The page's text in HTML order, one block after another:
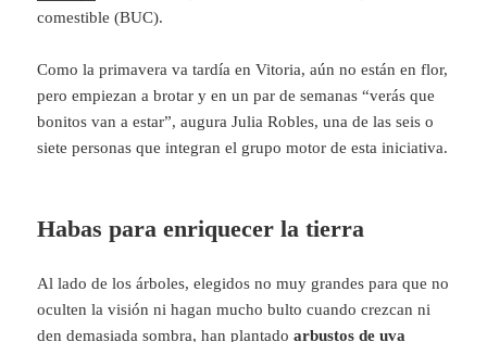
comestible (BUC).
Como la primavera va tardía en Vitoria, aún no están en flor,
pero empiezan a brotar y en un par de semanas “verás que
bonitos van a estar”, augura Julia Robles, una de las seis o
siete personas que integran el grupo motor de esta iniciativa.
Habas para enriquecer la tierra
Al lado de los árboles, elegidos no muy grandes para que no
oculten la visión ni hagan mucho bulto cuando crezcan ni
den demasiada sombra, han plantado arbustos de uva